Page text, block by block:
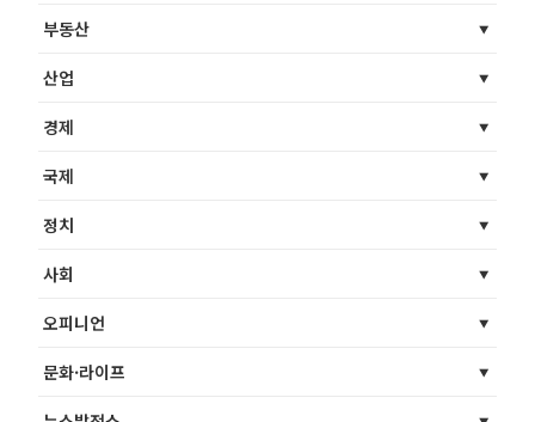
부동산
산업
경제
국제
정치
사회
오피니언
문화·라이프